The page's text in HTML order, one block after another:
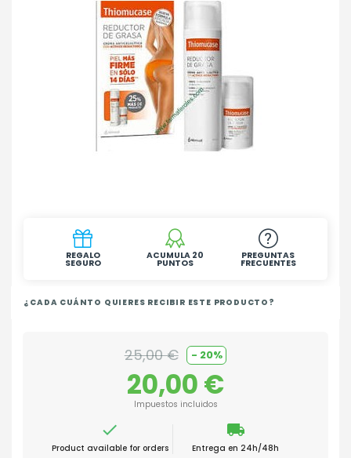
REGALO
SEGURO
ACUMULA 20
PUNTOS
PREGUNTAS
FRECUENTES
¿CADA CUÁNTO QUIERES RECIBIR ESTE PRODUCTO?
25,00 € - 20%
20,00 €
Impuestos incluidos

Product available for orders
local_shipping
Entrega en 24h/48h